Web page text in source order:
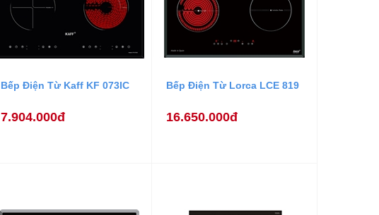
Bếp Điện Từ Kaff KF 073IC
7.904.000đ
Bếp Điện Từ Lorca LCE 819
16.650.000đ